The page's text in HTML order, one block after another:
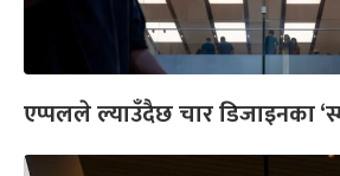
एप्पलले ल्याउँदैछ चार डिजाइनका